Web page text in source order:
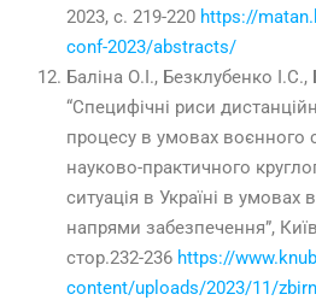
2023, с. 219-220 https://
conf-2023/abstracts/
Баліна О.І., Безклубенко
“Специфічні риси
процесу в умовах воєнного
науково-практичного
ситуація в Україні в умовах
напрями забезпечення”,
стор.232-236 https://
content/uploads/2023/11/